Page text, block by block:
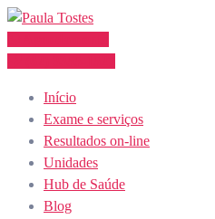
Skip
Início
Exame e serviços
Resultados on-line
Unidades
Hub de Saúde
Blog